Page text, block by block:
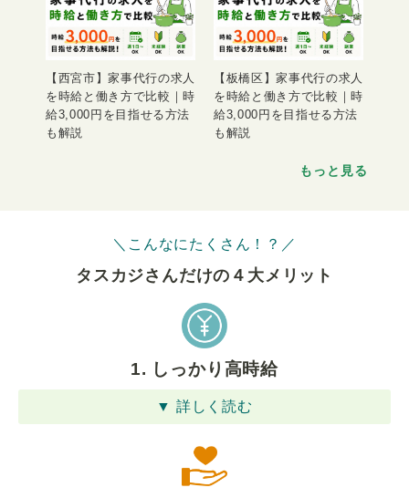
【西宮市】家事代行の求人
を時給と働き方で比較｜時
給3,000円を目指せる方法
も解説
【板橋区】家事代行の求人
を時給と働き方で比較｜時
給3,000円を目指せる方法
も解説
もっと見る
＼こんなにたくさん！？／
タスカジさんだけの４⼤メリット
1. しっかり高時給
▼ 詳しく読む